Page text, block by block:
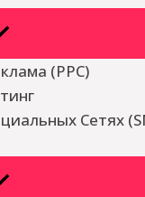
(PPC)
Сетях